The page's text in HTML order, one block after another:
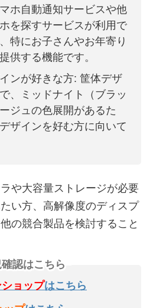
ホ自動通知サービスや他
を探すサービスが利用で
特にお子さんやお年寄り
供する機能です。
ンが好きな方: 筐体デザ
、ミッドナイト（ブラッ
ジュの色展開があるた
ザインを好む方に向いて
や大容量ストレージが必要
い方、高解像度のディスプ
の競合製品を検討すること
認はこちら
ショップはこちら